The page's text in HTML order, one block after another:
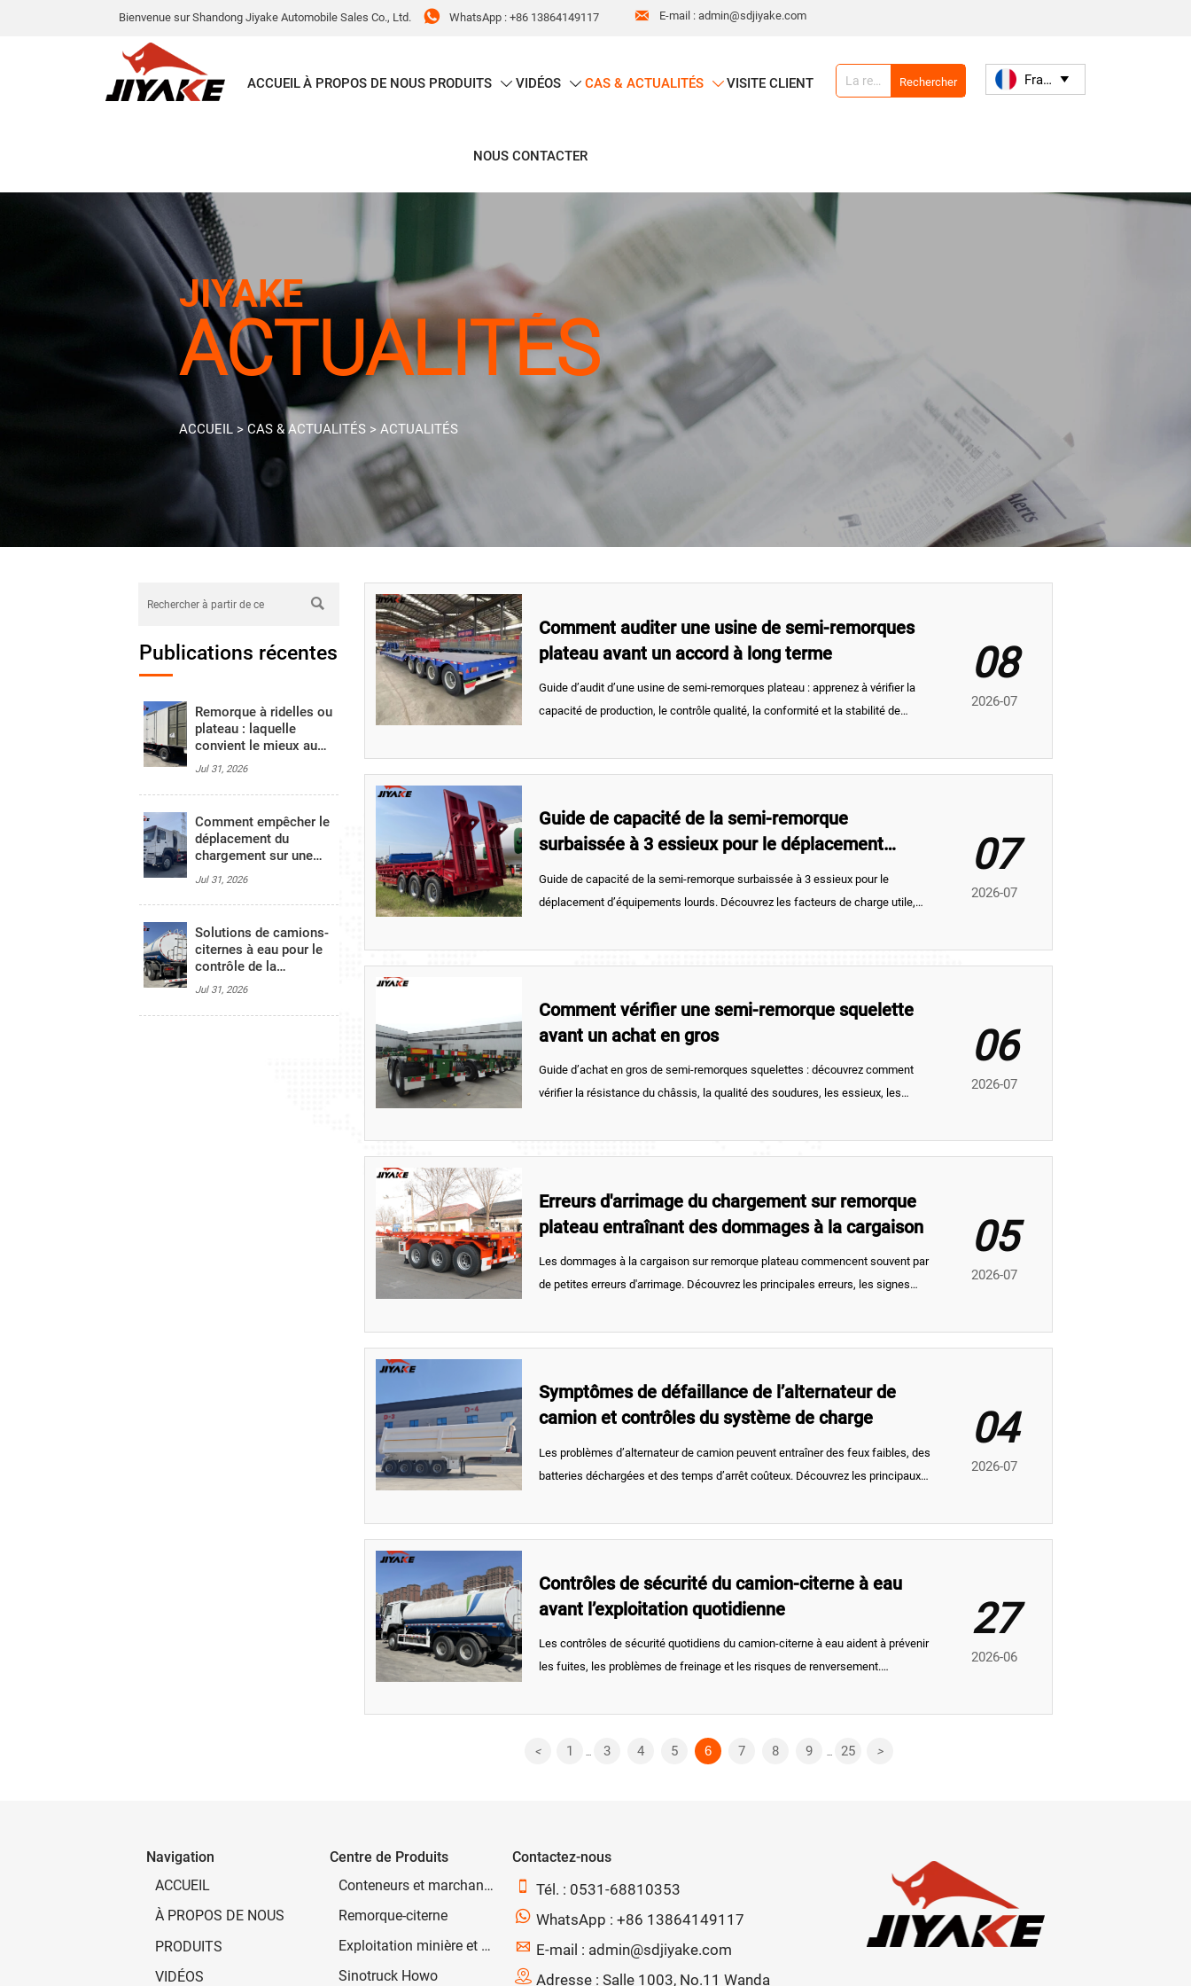
Bienvenue sur Shandong Jiyake Automobile Sales Co., Ltd.  WhatsApp : +86 13864149117  E-mail : admin@sdjiyake.com
ACCUEIL À PROPOS DE NOUS PRODUITS  VIDÉOS  CAS & ACTUALITÉS  VISITE CLIENT
NOUS CONTACTER
Rechercher Français 
JIYAKE
ACTUALITÉS
ACCUEIL> CAS & ACTUALITÉS> ACTUALITÉS

Publications récentes
Remorque à ridelles ou
plateau : laquelle
convient le mieux au
transport de
marchandises mixtes ?
Jul 31, 2026
Comment empêcher le
déplacement du
chargement sur une
remorque à parois
latérales pendant le
transport longue
distance
Jul 31, 2026
Solutions de camions-
citernes à eau pour le
contrôle de la
poussière, le lavage
des routes et
l’approvisionnement en
Jul 31, 2026
Comment auditer une usine de semi-remorques
plateau avant un accord à long terme
Guide d’audit d’une usine de semi-remorques plateau : apprenez à vérifier la
capacité de production, le contrôle qualité, la conformité et la stabilité de
terme en poids lourds.
08
2026-07
Guide de capacité de la semi-remorque
surbaissée à 3 essieux pour le déplacement
d’équipements lourds
Guide de capacité de la semi-remorque surbaissée à 3 essieux pour le
déplacement d’équipements lourds. Découvrez les facteurs de charge utile,
remorque plus sûre et plus rentable.
07
2026-07
Comment vérifier une semi-remorque squelette
avant un achat en gros
Guide d’achat en gros de semi-remorques squelettes : découvrez comment
vérifier la résistance du châssis, la qualité des soudures, les essieux, les
et de maîtriser les coûts à long terme.
06
2026-07
Erreurs d'arrimage du chargement sur remorque
plateau entraînant des dommages à la cargaison
Les dommages à la cargaison sur remorque plateau commencent souvent par
de petites erreurs d'arrimage. Découvrez les principales erreurs, les signes
la stabilité du transport.
05
2026-07
Symptômes de défaillance de l’alternateur de
camion et contrôles du système de charge
Les problèmes d’alternateur de camion peuvent entraîner des feux faibles, des
batteries déchargées et des temps d’arrêt coûteux. Découvrez les principaux
conseils d’entretien pratiques.
04
2026-07
Contrôles de sécurité du camion-citerne à eau
avant l’exploitation quotidienne
Les contrôles de sécurité quotidiens du camion-citerne à eau aident à prévenir
les fuites, les problèmes de freinage et les risques de renversement.
sécurité des flottes et assurer le bon déroulement des itinéraires.
27
2026-06
< 1 ... 3 4 5 6 7 8 9 ... 25 >
Navigation
ACCUEIL
À PROPOS DE NOUS
PRODUITS
VIDÉOS
Centre de Produits
Conteneurs et marchandises
Remorque-citerne
Exploitation minière et machinerie
Sinotruck Howo
Contactez-nous

Tél. : 0531-68810353
 WhatsApp : +86 13864149117
 E-mail : admin@sdjiyake.com
 Adresse : Salle 1003, No.11 Wanda